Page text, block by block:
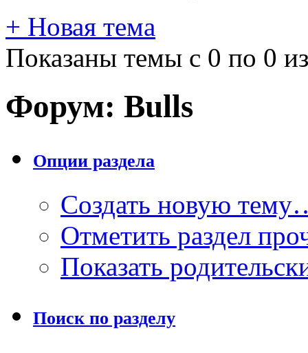
+ Новая тема
Показаны темы с 0 по 0
Форум: Bulls
Опции раздела
Создать новую
Отметить раздел
Показать
Поиск по разделу